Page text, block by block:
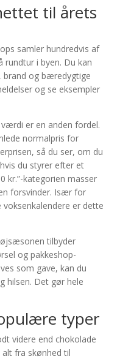
til årets
samler hundredvis af
rundtur i byen. Du kan
brand og bæredygtige
og se eksempler
er en anden fordel.
normalpris for
så du ser, om du
du styrer efter et
kr.”-kategorien masser
forsvinder. Især for
er dette
tilbyder
og pakkeshop-
som gave, kan du
hilsen. Det gør hele
typer
videre end chokolade
fra skønhed til